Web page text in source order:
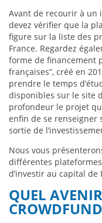
Avant de recourir à un
devez vérifier que la
figure sur la liste des
France. Regardez
forme de financement
françaises”, créé en
prendre le temps
disponibles sur le site
profondeur le projet
enfin de se renseigner
sortie de
Nous vous
différentes
d’investir au capital de
QUEL